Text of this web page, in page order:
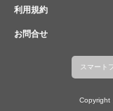
利用規約
お問合せ
スマート
Copyright